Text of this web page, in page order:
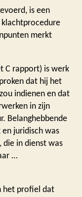
is een
merkt
C rapport) is werk
dat hij het
indienen en dat
in zijn
Belanghebbende
juridisch was
die in dienst was
…
het profiel dat